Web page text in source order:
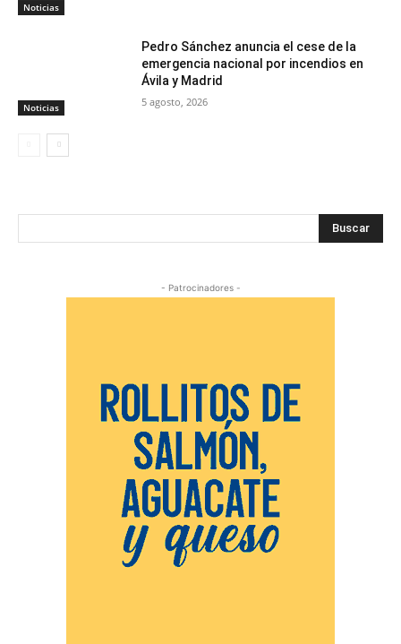
Noticias
Noticias
Pedro Sánchez anuncia el cese de la
emergencia nacional por incendios en
Ávila y Madrid
5 agosto, 2026
Buscar
- Patrocinadores -